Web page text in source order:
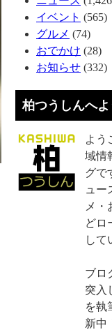
イベント (565)
グルメ (74)
おでかけ (28)
お知らせ (332)
柏つうしんへ
よう
域情
グで
ュー
メ・
どロ
して
ブロ
突入
を執
新中